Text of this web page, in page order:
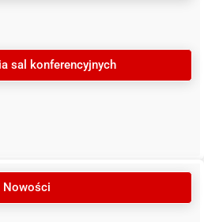
sal konferencyjnych
Nowości